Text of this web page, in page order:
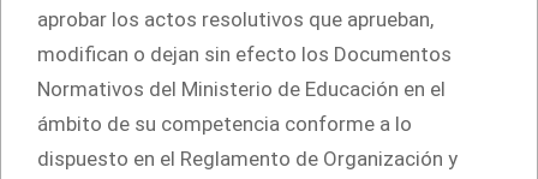
aprobar los actos resolutivos que aprueban,
modifican o dejan sin efecto los Documentos
Normativos del Ministerio de Educación en el
ámbito de su competencia conforme a lo
dispuesto en el Reglamento de Organización y